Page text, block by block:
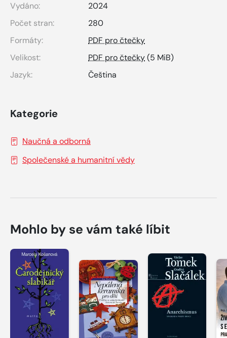
Vydáno:
2024
Počet stran:
280
Formáty:
PDF pro čtečky
Velikost:
PDF pro čtečky(5 MiB)
Jazyk:
Čeština
Kategorie
Naučná a odborná
Společenské a humanitní vědy
Mohlo by se vám také líbit